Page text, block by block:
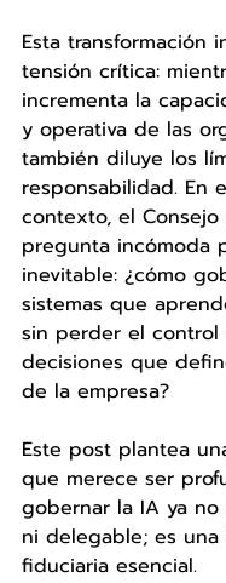
Esta transformación
tensión crítica:
incrementa la
y operativa de las
también diluye los
responsabilidad. En
contexto, el
pregunta incómoda
inevitable: ¿cómo
sistemas que
sin perder el control
decisiones que
de la empresa?
Este post plantea
que merece ser
gobernar la IA ya no
ni delegable; es una
fiduciaria esencial.